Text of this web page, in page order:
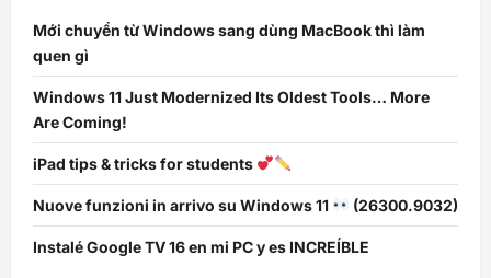
Mới chuyển từ Windows sang dùng MacBook thì làm
quen gì
Windows 11 Just Modernized Its Oldest Tools… More
Are Coming!
iPad tips & tricks for students
Nuove funzioni in arrivo su Windows 11 (26300.9032)
Instalé Google TV 16 en mi PC y es INCREÍBLE